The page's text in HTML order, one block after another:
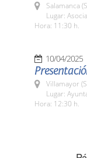
Salamanca
Lugar:
Hora: 11:30 h.
10/04/2025
Villamayor
Lugar:
Hora: 12:30 h.